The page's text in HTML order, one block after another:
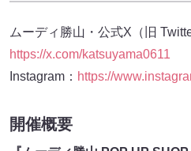
ムーディ勝山・公式X（旧
https://x.com/katsuyama0611
Instagram： https://
開催概要